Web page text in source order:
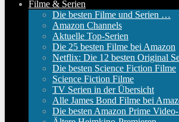
Filme & Serien
Die besten Filme und Serien …
Amazon Channels
Aktuelle Top-Serien
Die 25 besten Filme bei Amazon
Netflix: Die 12 besten Original
Die besten Science Fiction Filme
Science Fiction Filme
TV Serien in der Übersicht
Alle James Bond Filme bei
Die besten Amazon Prime